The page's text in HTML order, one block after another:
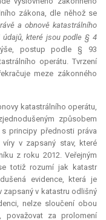
zákona, dle něhož se
a obnově katastrálního
údajů, které jsou podle § 4
postup podle § 93
operátu. Tvrzení
meze zákonného
katastrálního operátu,
způsobem
principy přednosti práva
v zapsaný stav, které
z roku 2012. Veřejným
totiž rozumí jak katastr
evidence, která je
zapsaný v katastru odlišný
nelze sloučení obou
považovat za prolomení